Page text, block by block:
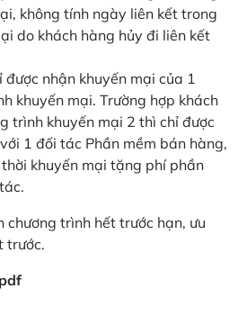
không tính ngày liên kết trong
do khách hàng hủy đi liên kết
được nhận khuyến mại của 1
khuyến mại. Trường hợp khách
trình khuyến mại 2 thì chỉ được
1 đối tác Phần mềm bán hàng,
khuyến mại tặng phí phần
chương trình hết trước hạn, ưu
trước.